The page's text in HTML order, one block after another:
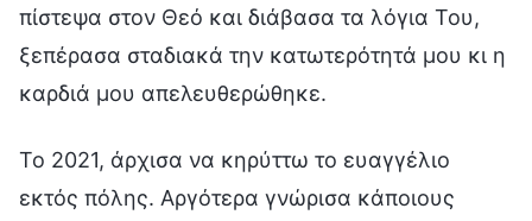
πίστεψα στον Θεό και διάβασα τα λόγια Του,
ξεπέρασα σταδιακά την κατωτερότητά μου κι η
καρδιά μου απελευθερώθηκε.
Το 2021, άρχισα να κηρύττω το ευαγγέλιο
εκτός πόλης. Αργότερα γνώρισα κάποιους